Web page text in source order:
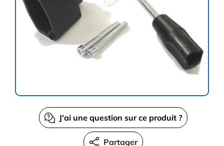
J'ai une question sur ce produit ?
Partager